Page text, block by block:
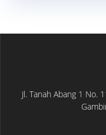
Jl. Tanah Abang 1 No.